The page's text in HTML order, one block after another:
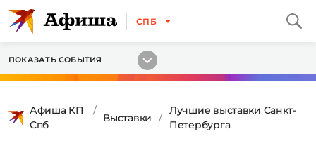
СПБ
ПОКАЗАТЬ СОБЫТИЯ
Афиша КП
Спб
Выставки
Лучшие выставки Санкт-
Петербурга